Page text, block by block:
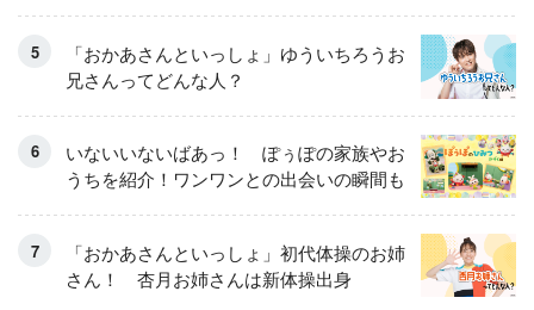
「おかあさんといっしょ」ゆういちろうお
兄さんってどんな人？
いないいないばあっ！ ぽぅぽの家族やお
うちを紹介！ワンワンとの出会いの瞬間も
「おかあさんといっしょ」初代体操のお姉
さん！ 杏月お姉さんは新体操出身